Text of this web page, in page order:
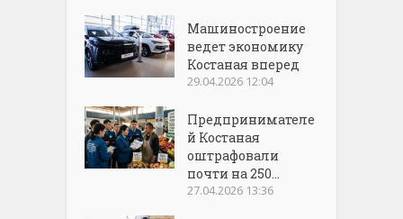
Машиностроение
ведет экономику
Костаная вперед
29.04.2026 12:04
Предпринимателе
й Костаная
оштрафовали
почти на 250...
27.04.2026 13:36